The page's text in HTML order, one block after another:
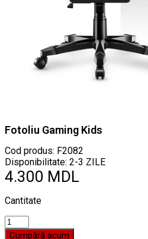
Fotoliu Gaming Kids
Cod produs: F2082
Disponibilitate: 2-3 ZILE
4.300 MDL
Cantitate